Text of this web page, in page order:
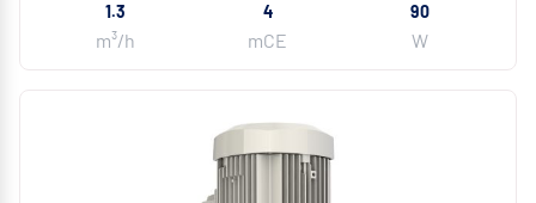
1.3
m³/h
4
mCE
90
W